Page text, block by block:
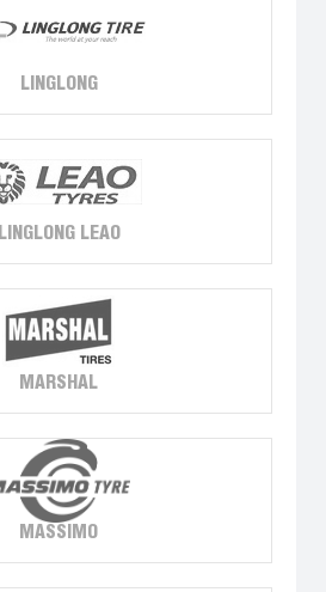
LINGLONG
LINGLONG LEAO
MARSHAL
MASSIMO